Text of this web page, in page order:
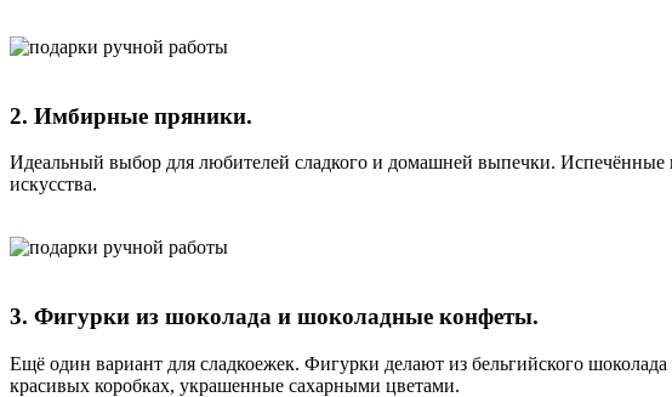
2. Имбирные пряники.
Идеальный выбор для любителей сладкого и домашней выпечки.
искусства.
3. Фигурки из шоколада и шоколадные конфеты.
Ещё один вариант для сладкоежек. Фигурки делают из бельгийского
красивых коробках, украшенные сахарными цветами.